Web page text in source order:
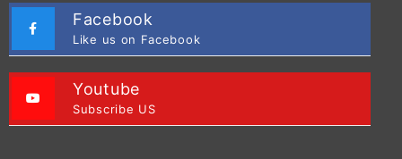
Facebook
Like us on Facebook
Youtube
Subscribe US